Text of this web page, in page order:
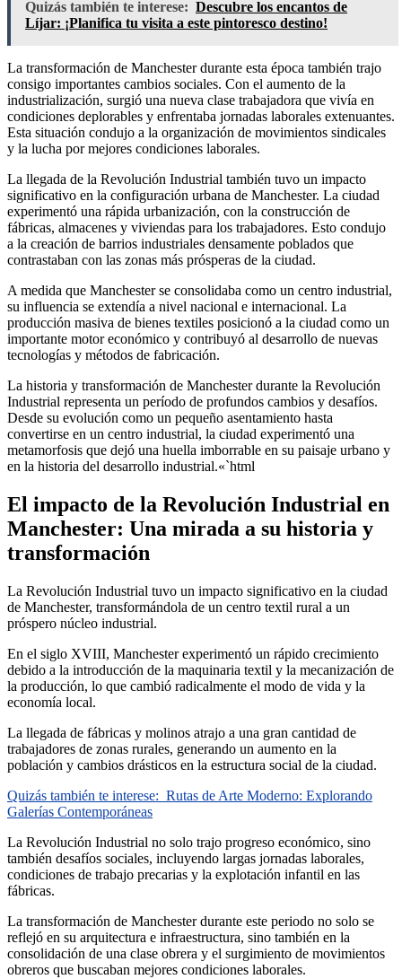
Quizás también te interese: Descubre los encantos de
Líjar: ¡Planifica tu visita a este pintoresco destino!
La transformación de Manchester durante esta época también trajo
consigo importantes cambios sociales. Con el aumento de la
industrialización, surgió una nueva clase trabajadora que vivía en
condiciones deplorables y enfrentaba jornadas laborales extenuantes.
Esta situación condujo a la organización de movimientos sindicales
y la lucha por mejores condiciones laborales.
La llegada de la Revolución Industrial también tuvo un impacto
significativo en la configuración urbana de Manchester. La ciudad
experimentó una rápida urbanización, con la construcción de
fábricas, almacenes y viviendas para los trabajadores. Esto condujo
a la creación de barrios industriales densamente poblados que
contrastaban con las zonas más prósperas de la ciudad.
A medida que Manchester se consolidaba como un centro industrial,
su influencia se extendía a nivel nacional e internacional. La
producción masiva de bienes textiles posicionó a la ciudad como un
importante motor económico y contribuyó al desarrollo de nuevas
tecnologías y métodos de fabricación.
La historia y transformación de Manchester durante la Revolución
Industrial representa un período de profundos cambios y desafíos.
Desde su evolución como un pequeño asentamiento hasta
convertirse en un centro industrial, la ciudad experimentó una
metamorfosis que dejó una huella imborrable en su paisaje urbano y
en la historia del desarrollo industrial.«`html
El impacto de la Revolución Industrial en
Manchester: Una mirada a su historia y
transformación
La Revolución Industrial tuvo un impacto significativo en la ciudad
de Manchester, transformándola de un centro textil rural a un
próspero núcleo industrial.
En el siglo XVIII, Manchester experimentó un rápido crecimiento
debido a la introducción de la maquinaria textil y la mecanización de
la producción, lo que cambió radicalmente el modo de vida y la
economía local.
La llegada de fábricas y molinos atrajo a una gran cantidad de
trabajadores de zonas rurales, generando un aumento en la
población y cambios drásticos en la estructura social de la ciudad.
Quizás también te interese: Rutas de Arte Moderno: Explorando
Galerías Contemporáneas
La Revolución Industrial no solo trajo progreso económico, sino
también desafíos sociales, incluyendo largas jornadas laborales,
condiciones de trabajo precarias y la explotación infantil en las
fábricas.
La transformación de Manchester durante este periodo no solo se
reflejó en su arquitectura e infraestructura, sino también en la
consolidación de una clase obrera y el surgimiento de movimientos
obreros que buscaban mejores condiciones laborales.